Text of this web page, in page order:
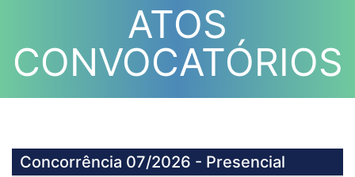
ATOS
CONVOCATÓRIOS
Concorrência 07/2026 - Presencial